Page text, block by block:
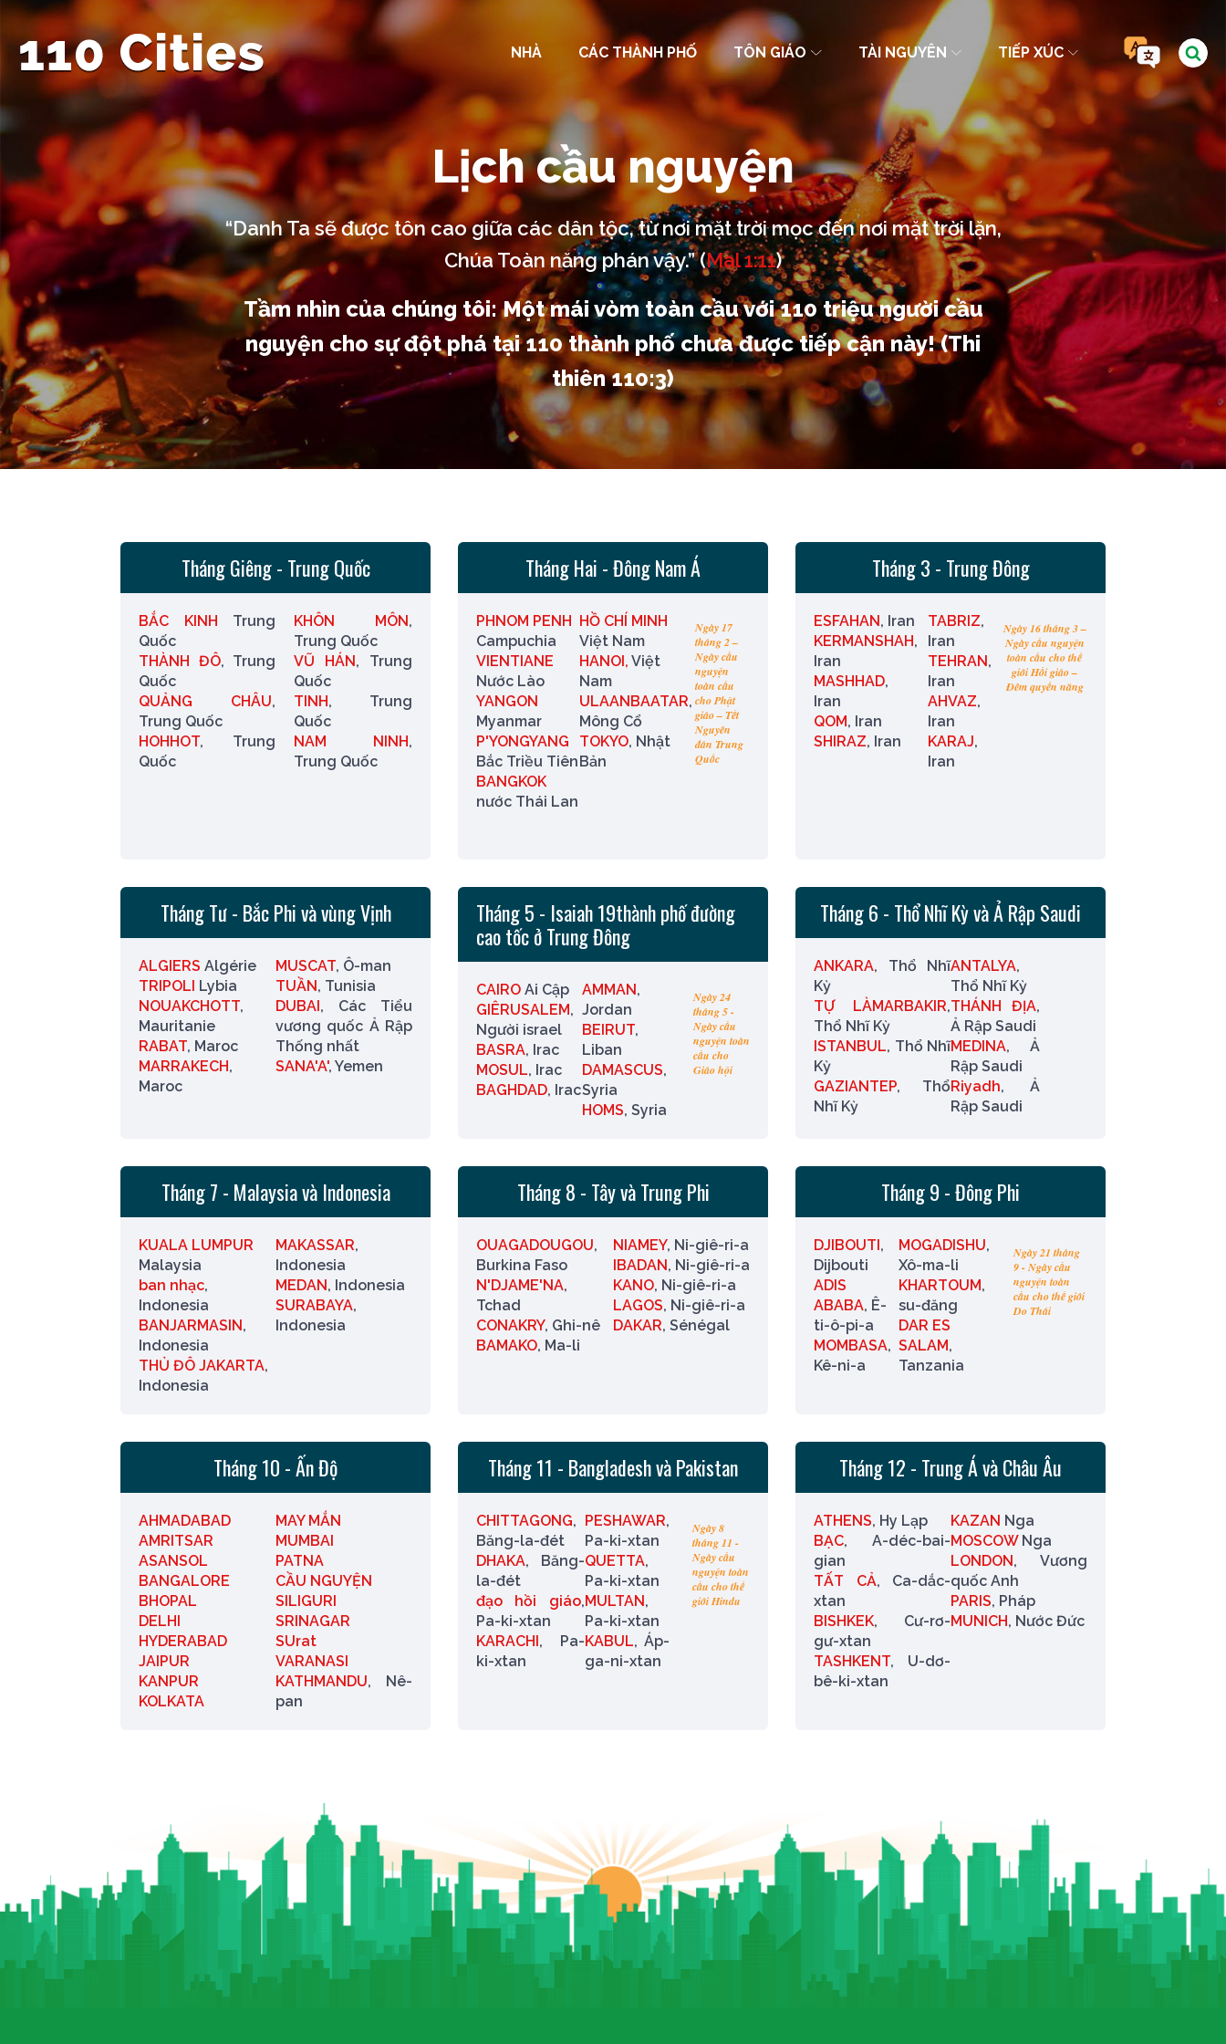
NHÀ CÁC THÀNH PHỐ TÔN GIÁO TÀI NGUYÊN TIẾP XÚC
Lịch cầu nguyện
“Danh Ta sẽ được tôn cao giữa các dân tộc, từ nơi mặt trời mọc đến nơi mặt trời lặn,
Chúa Toàn năng phán vậy.” (Mal 1:11)
Tầm nhìn của chúng tôi: Một mái vòm toàn cầu với 110 triệu người cầu
nguyện cho sự đột phá tại 110 thành phố chưa được tiếp cận này! (Thi
thiên 110:3)
Tháng Giêng - Trung Quốc
BẮC KINH Trung
Quốc
THÀNH ĐÔ, Trung
Quốc
QUẢNG CHÂU,
Trung Quốc
HOHHOT, Trung
Quốc
KHÔN MÔN,
Trung Quốc
VŨ HÁN, Trung
Quốc
TINH, Trung
Quốc
NAM NINH,
Trung Quốc
Tháng Hai - Đông Nam Á
PHNOM PENH
Campuchia
VIENTIANE
Nước Lào
YANGON
Myanmar
P'YONGYANG
Bắc Triều Tiên
BANGKOK
nước Thái Lan
HỒ CHÍ MINH
Việt Nam
HANOI, Việt
Nam
ULAANBAATAR,
Mông Cổ
TOKYO, Nhật
Bản
Ngày 17
tháng 2 –
Ngày cầu
nguyện
toàn cầu
cho Phật
giáo – Tết
Nguyên
đán Trung
Quốc
Tháng 3 - Trung Đông
ESFAHAN, Iran
KERMANSHAH,
Iran
MASHHAD,
Iran
QOM, Iran
SHIRAZ, Iran
TABRIZ,
Iran
TEHRAN,
Iran
AHVAZ,
Iran
KARAJ,
Iran
Ngày 16 tháng 3 –
Ngày cầu nguyện
toàn cầu cho thế
giới Hồi giáo –
Đêm quyền năng
Tháng Tư - Bắc Phi và vùng Vịnh
ALGIERS Algérie
TRIPOLI Lybia
NOUAKCHOTT,
Mauritanie
RABAT, Maroc
MARRAKECH,
Maroc
MUSCAT, Ô-man
TUẦN, Tunisia
DUBAI, Các Tiểu
vương quốc Ả Rập
Thống nhất
SANA'A', Yemen
Tháng 5 - Isaiah 19thành phố đường
cao tốc ở Trung Đông
CAIRO Ai Cập
GIÊRUSALEM,
Người israel
BASRA, Irac
MOSUL, Irac
BAGHDAD, Irac
AMMAN,
Jordan
BEIRUT,
Liban
DAMASCUS,
Syria
HOMS, Syria
Ngày 24
tháng 5 -
Ngày cầu
nguyện toàn
cầu cho
Giáo hội
Tháng 6 - Thổ Nhĩ Kỳ và Ả Rập Saudi
ANKARA, Thổ Nhĩ
Kỳ
TỰ LÀMARBAKIR,
Thổ Nhĩ Kỳ
ISTANBUL, Thổ Nhĩ
Kỳ
GAZIANTEP, Thổ
Nhĩ Kỳ
ANTALYA,
Thổ Nhĩ Kỳ
THÁNH ĐỊA,
Ả Rập Saudi
MEDINA, Ả
Rập Saudi
Riyadh, Ả
Rập Saudi
Tháng 7 - Malaysia và Indonesia
KUALA LUMPUR
Malaysia
ban nhạc,
Indonesia
BANJARMASIN,
Indonesia
THỦ ĐÔ JAKARTA,
Indonesia
MAKASSAR,
Indonesia
MEDAN, Indonesia
SURABAYA,
Indonesia
Tháng 8 - Tây và Trung Phi
OUAGADOUGOU,
Burkina Faso
N'DJAME'NA,
Tchad
CONAKRY, Ghi-nê
BAMAKO, Ma-li
NIAMEY, Ni-giê-ri-a
IBADAN, Ni-giê-ri-a
KANO, Ni-giê-ri-a
LAGOS, Ni-giê-ri-a
DAKAR, Sénégal
Tháng 9 - Đông Phi
DJIBOUTI,
Dijbouti
ADIS
ABABA, Ê-
ti-ô-pi-a
MOMBASA,
Kê-ni-a
MOGADISHU,
Xô-ma-li
KHARTOUM,
su-đăng
DAR ES
SALAM,
Tanzania
Ngày 21 tháng
9 - Ngày cầu
nguyện toàn
cầu cho thế giới
Do Thái
Tháng 10 - Ấn Độ
AHMADABAD
AMRITSAR
ASANSOL
BANGALORE
BHOPAL
DELHI
HYDERABAD
JAIPUR
KANPUR
KOLKATA
MAY MẮN
MUMBAI
PATNA
CẦU NGUYỆN
SILIGURI
SRINAGAR
SUrat
VARANASI
KATHMANDU, Nê-
pan
Tháng 11 - Bangladesh và Pakistan
CHITTAGONG,
Băng-la-đét
DHAKA, Băng-
la-đét
đạo hồi giáo,
Pa-ki-xtan
KARACHI, Pa-
ki-xtan
PESHAWAR,
Pa-ki-xtan
QUETTA,
Pa-ki-xtan
MULTAN,
Pa-ki-xtan
KABUL, Áp-
ga-ni-xtan
Ngày 8
tháng 11 -
Ngày cầu
nguyện toàn
cầu cho thế
giới Hindu
Tháng 12 - Trung Á và Châu Âu
ATHENS, Hy Lạp
BẠC, A-déc-bai-
gian
TẤT CẢ, Ca-dắc-
xtan
BISHKEK, Cư-rơ-
gư-xtan
TASHKENT, U-dơ-
bê-ki-xtan
KAZAN Nga
MOSCOWNga
LONDON, Vương
quốc Anh
PARIS, Pháp
MUNICH, Nước Đức